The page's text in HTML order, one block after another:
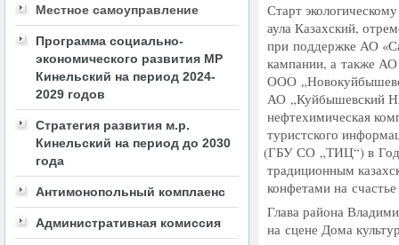
Местное самоуправление
Программа социально-
экономического развития МР
Кинельский на период 2024-
2029 годов
Стратегия развития м.р.
Кинельский на период до 2030
года
Антимонопольный комплаенс
Административная комиссия
Старт
аула Казахский,
при поддержке АО «
кампании, а также
ООО
АО „Куйбышевский
нефтехимическая
туристского
(ГБУ СО „ТИЦ“) в Год
традиционным
конфетами на
Глава района
на сцене Дома